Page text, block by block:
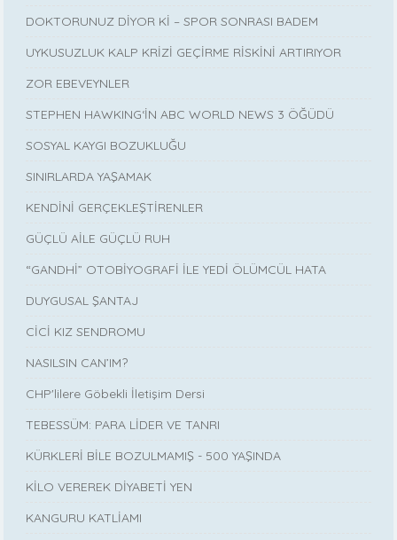
DOKTORUNUZ DİYOR Kİ – SPOR SONRASI BADEM
UYKUSUZLUK KALP KRİZİ GEÇİRME RİSKİNİ ARTIRIYOR
ZOR EBEVEYNLER
STEPHEN HAWKING‘İN ABC WORLD NEWS 3 ÖĞÜDÜ
SOSYAL KAYGI BOZUKLUĞU
SINIRLARDA YAŞAMAK
KENDİNİ GERÇEKLEŞTİRENLER
GÜÇLÜ AİLE GÜÇLÜ RUH
“GANDHİ” OTOBİYOGRAFİ İLE YEDİ ÖLÜMCÜL HATA
DUYGUSAL ŞANTAJ
CİCİ KIZ SENDROMU
NASILSIN CAN’IM?
CHP'lilere Göbekli İletişim Dersi
TEBESSÜM: PARA LİDER VE TANRI
KÜRKLERİ BİLE BOZULMAMIŞ - 500 YAŞINDA
KİLO VEREREK DİYABETİ YEN
KANGURU KATLİAMI